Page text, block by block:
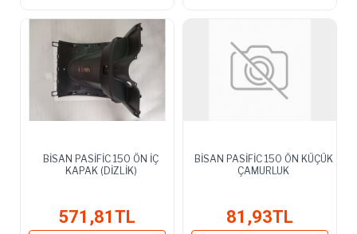
BİSAN PASİFİC 150 ÖN İÇ
KAPAK (DİZLİK)
571,81TL
BİSAN PASİFİC 150 ÖN KÜÇÜK
ÇAMURLUK
81,93TL